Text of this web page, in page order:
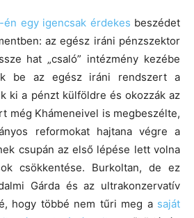
én egy igencsak érdekes beszédet
az egész iráni pénzszektor
hat „csaló” intézmény kezébe
be az egész iráni rendszert a
ki a pénzt külföldre és okozzák az
még Khámeneivel is megbeszélte,
reformokat hajtana végre a
csupán az első lépése lett volna
csökkentése. Burkoltan, de ez
Gárda és az ultrakonzervatív
hogy többé nem tűri meg a saját